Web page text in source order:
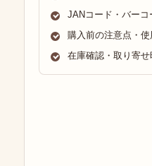
JANコード・バーコ
購入前の注意点・
在庫確認・取り寄せ